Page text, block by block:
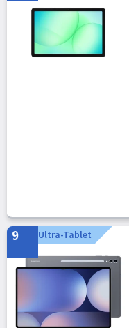
9 Ultra-Tablet